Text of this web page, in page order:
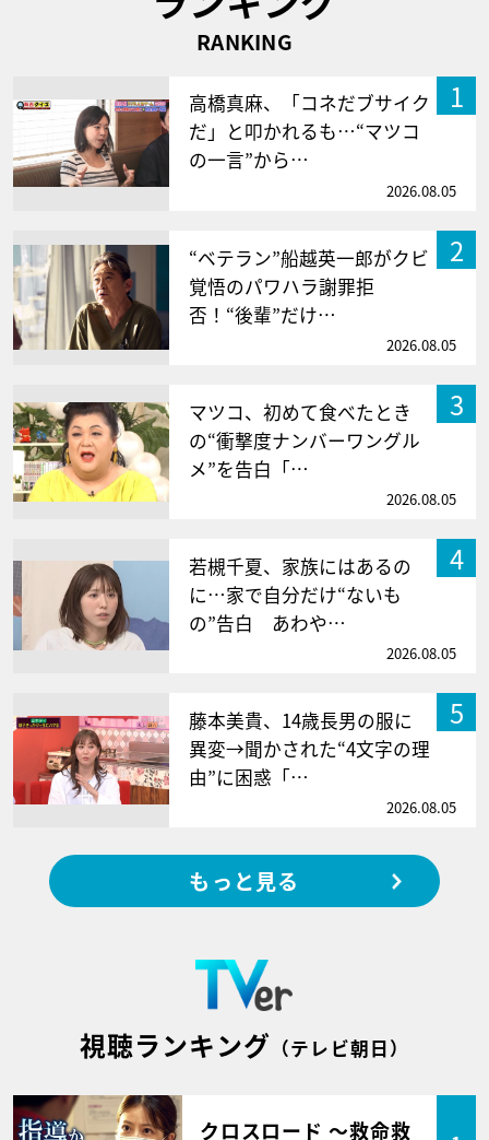
RANKING
1
高橋真麻、「コネだブサイク
だ」と叩かれるも…“マツコ
の一言”から…
2026.08.05
2
“ベテラン”船越英一郎がクビ
覚悟のパワハラ謝罪拒
否！“後輩”だけ…
2026.08.05
3
マツコ、初めて食べたとき
の“衝撃度ナンバーワングル
メ”を告白「…
2026.08.05
4
若槻千夏、家族にはあるの
に…家で自分だけ“ないも
の”告白 あわや…
2026.08.05
5
藤本美貴、14歳長男の服に
異変→聞かされた“4文字の理
由”に困惑「…
2026.08.05
もっと見る
視聴ランキング （テレビ朝日）
クロスロード ～救命救